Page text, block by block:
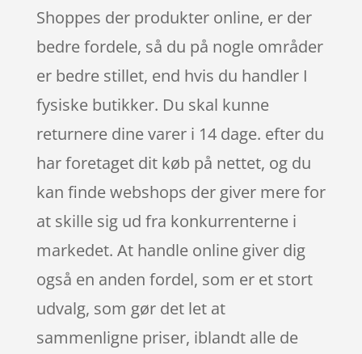
Shoppes der produkter online, er der
bedre fordele, så du på nogle områder
er bedre stillet, end hvis du handler I
fysiske butikker. Du skal kunne
returnere dine varer i 14 dage. efter du
har foretaget dit køb på nettet, og du
kan finde webshops der giver mere for
at skille sig ud fra konkurrenterne i
markedet. At handle online giver dig
også en anden fordel, som er et stort
udvalg, som gør det let at
sammenligne priser, iblandt alle de